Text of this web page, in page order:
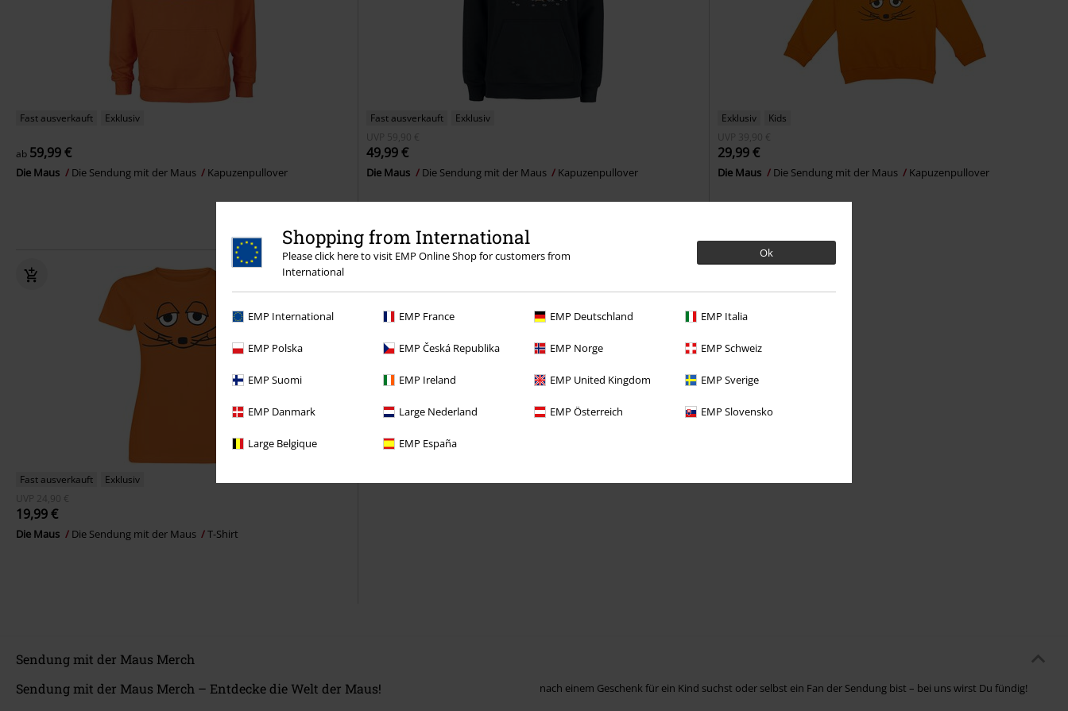
Shopping from International
Please click here to visit EMP Online Shop for customers from
International
Ok
EMP International EMP France EMP Deutschland EMP Italia
EMP Polska EMP Česká Republika EMP Norge EMP Schweiz
EMP Suomi EMP Ireland EMP United Kingdom EMP Sverige
EMP Danmark Large Nederland EMP Österreich EMP Slovensko
Large Belgique EMP España
Fast ausverkauft Exklusiv
ab 59,99 €
Die Maus Die Sendung mit der Maus Kapuzenpullover
Fast ausverkauft
Exklusiv
UVP
59,90 €
49,99 €
Die Maus Die Sendung mit der Maus Kapuzenpullover
Exklusiv
Kids
UVP
39,90 €
29,99 €
Die Maus Die Sendung mit der Maus Kapuzenpullover
Fast ausverkauft
Exklusiv
UVP
24,90 €
19,99 €
Die Maus Die Sendung mit der Maus T-Shirt
Sendung mit der Maus Merch
Sendung mit der Maus Merch – Entdecke die Welt der Maus!
nach einem Geschenk für ein Kind suchst oder selbst ein Fan der Sendung bist – bei uns wirst Du fündig!